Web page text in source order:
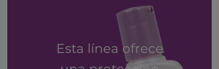
Esta línea ofrece